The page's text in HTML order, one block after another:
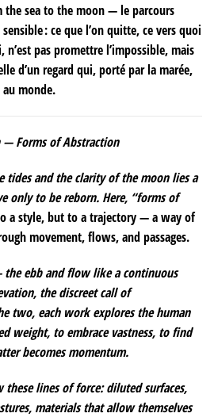
the sea to the moon — le parcours
: ce que l’on quitte, ce vers quoi
pas promettre l’impossible, mais
d’un regard qui, porté par la marée,
au monde.
Forms of Abstraction
tides and the clarity of the moon lies a
only to be reborn. Here, “forms of
a style, but to a trajectory — a way of
movement, flows, and passages.
the ebb and flow like a continuous
the discreet call of
two, each work explores the human
weight, to embrace vastness, to find
becomes momentum.
these lines of force: diluted surfaces,
materials that allow themselves